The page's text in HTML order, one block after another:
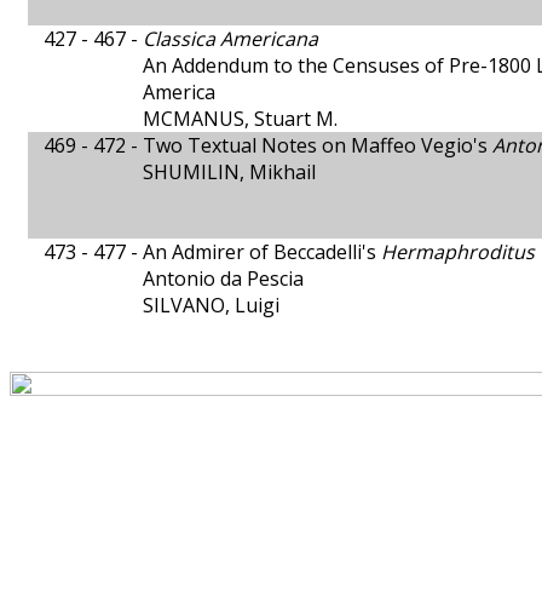
427 - 467 - Classica Americana
An Addendum to the Censuses of Pre-
America
MCMANUS, Stuart M.
469 - 472 - Two Textual Notes on Maffeo Vegio's
SHUMILIN, Mikhail
473 - 477 - An Admirer of Beccadelli's Hermaphroditus
Antonio da Pescia
SILVANO, Luigi